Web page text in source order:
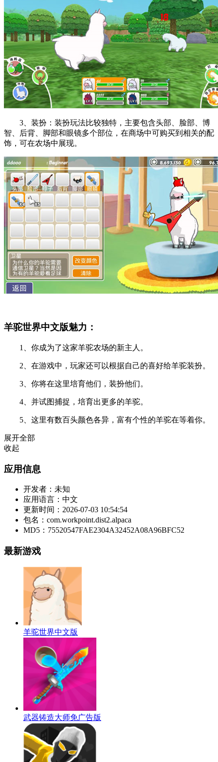
3、装扮：装扮玩法比较独特，主要包含头部、脸部、博
智、后背、脚部和眼镜多个部位，在商场中可购买到相关的配
饰，可在农场中展现。
羊驼世界中文版魅力：
1、你成为了这家羊驼农场的新主人。
2、在游戏中，玩家还可以根据自己的喜好给羊驼装扮。
3、你将在这里培育他们，装扮他们。
4、并试图捕捉，培育出更多的羊驼。
5、这里有数百头颜色各异，富有个性的羊驼在等着你。
展开全部
收起
应用信息
开发者： 未知
应用语言： 中文
更新时间： 2026-07-03 10:54:54
包名： com.workpoint.dist2.alpaca
MD5： 75520547FAE2304A32452A08A96BFC52
最新游戏
羊驼世界中文版
武器铸造大师免广告版